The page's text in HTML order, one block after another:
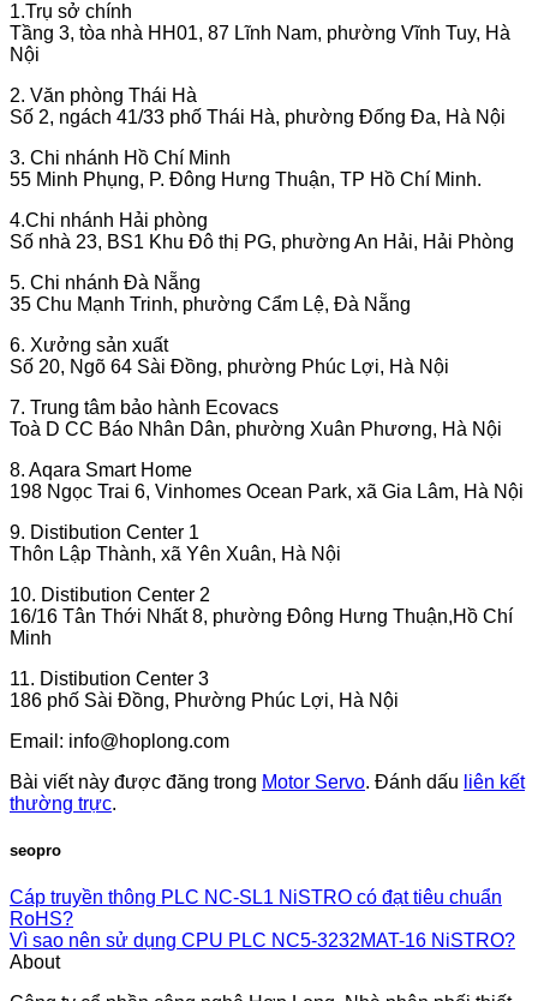
1.Trụ sở chính
Tầng 3, tòa nhà HH01, 87 Lĩnh Nam, phường Vĩnh Tuy, Hà
Nội
2. Văn phòng Thái Hà
Số 2, ngách 41/33 phố Thái Hà, phường Đống Đa, Hà Nội
3. Chi nhánh Hồ Chí Minh
55 Minh Phụng, P. Đông Hưng Thuận, TP Hồ Chí Minh.
4.Chi nhánh Hải phòng
Số nhà 23, BS1 Khu Đô thị PG, phường An Hải, Hải Phòng
5. Chi nhánh Đà Nẵng
35 Chu Mạnh Trinh, phường Cẩm Lệ, Đà Nẵng
6. Xưởng sản xuất
Số 20, Ngõ 64 Sài Đồng, phường Phúc Lợi, Hà Nội
7. Trung tâm bảo hành Ecovacs
Toà D CC Báo Nhân Dân, phường Xuân Phương, Hà Nội
8. Aqara Smart Home
198 Ngọc Trai 6, Vinhomes Ocean Park, xã Gia Lâm, Hà Nội
9. Distibution Center 1
Thôn Lập Thành, xã Yên Xuân, Hà Nội
10. Distibution Center 2
16/16 Tân Thới Nhất 8, phường Đông Hưng Thuận,Hồ Chí
Minh
11. Distibution Center 3
186 phố Sài Đồng, Phường Phúc Lợi, Hà Nội
Email: info@hoplong.com
Bài viết này được đăng trong Motor Servo. Đánh dấu liên kết
thường trực.
seopro
Cáp truyền thông PLC NC-SL1 NiSTRO có đạt tiêu chuẩn
RoHS?
Vì sao nên sử dụng CPU PLC NC5-3232MAT-16 NiSTRO?
About